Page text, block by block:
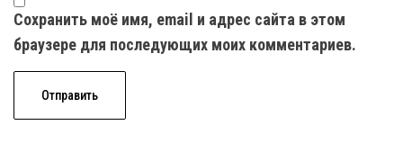
Сохранить моё имя, email и адрес сайта в этом
браузере для последующих моих комментариев.